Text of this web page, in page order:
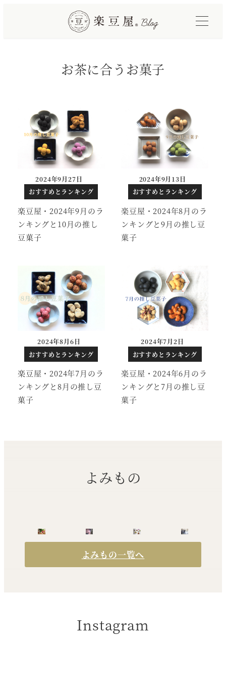
お茶に合うお菓子
楽豆屋・2024年9月のラ
ンキングと10月の推し
豆菓子
投稿日
2024年9月27日
おすすめとランキング
楽豆屋・2024年8月のラ
ンキングと9月の推し豆
菓子
投稿日
2024年9月13日
おすすめとランキング
楽豆屋・2024年7月のラ
ンキングと8月の推し豆
菓子
投稿日
2024年8月6日
おすすめとランキング
楽豆屋・2024年6月のラ
ンキングと7月の推し豆
菓子
投稿日
2024年7月2日
おすすめとランキング
よみもの
よみもの一覧へ
Instagram